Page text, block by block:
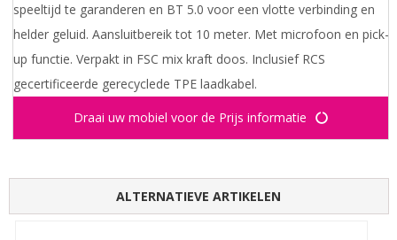
speeltijd te garanderen en BT 5.0 voor een vlotte verbinding en
helder geluid. Aansluitbereik tot 10 meter. Met microfoon en pick-
up functie. Verpakt in FSC mix kraft doos. Inclusief RCS
gecertificeerde gerecyclede TPE laadkabel.
Draai uw mobiel voor de Prijs informatie
ALTERNATIEVE ARTIKELEN